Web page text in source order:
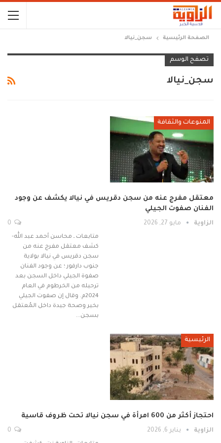
الصفحة الرئيسية سجن_نيالا
تصفح الوسم
سجن_نيالا
المنوعات والثقافة
معتقل مفرج عنه من سجن دقريس في نيالا يكشف عن وجود
الفنان صفوت الجيلي
الزاوية مايو 27, 2026
متابعات ـ محاسن أحمد عبد الله-
كشف معتقل مفرج عنه من
سجن دقريس في نيالا بولاية
جنوب دارفور ؛ عن وجود الفنان
صفوة الجيلي داخل السجن بعد
ترحيله من الخرطوم في العام
2024م. وقال إن صفوت الجيلي
بخير وصحة جيدة داخل المُعتقل
بسجن…
الرئيسية
احتجاز أكثر من 600 امرأة في سجن نيالا تحت ظروف قاسية
الزاوية يناير 6, 2026